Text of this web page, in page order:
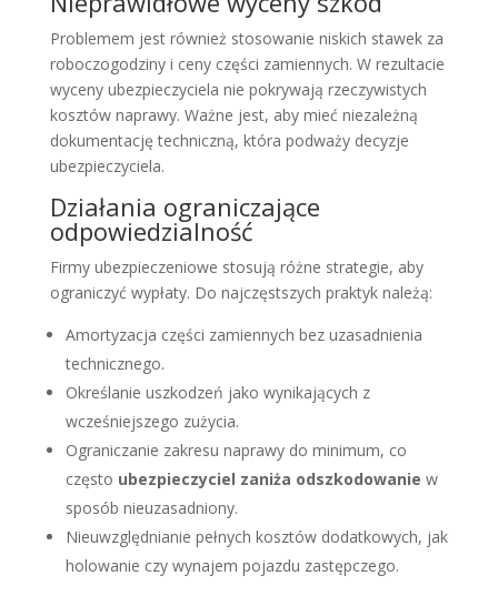
Problemem jest również stosowanie niskich stawek za
roboczogodziny i ceny części zamiennych. W rezultacie
wyceny ubezpieczyciela nie pokrywają rzeczywistych
kosztów naprawy. Ważne jest, aby mieć niezależną
dokumentację techniczną, która podważy decyzje
ubezpieczyciela.
Działania ograniczające
odpowiedzialność
Firmy ubezpieczeniowe stosują różne strategie, aby
ograniczyć wypłaty. Do najczęstszych praktyk należą:
Amortyzacja części zamiennych bez uzasadnienia
technicznego.
Określanie uszkodzeń jako wynikających z
wcześniejszego zużycia.
Ograniczanie zakresu naprawy do minimum, co
często ubezpieczyciel zaniża odszkodowanie w
sposób nieuzasadniony.
Nieuwzględnianie pełnych kosztów dodatkowych, jak
holowanie czy wynajem pojazdu zastępczego.